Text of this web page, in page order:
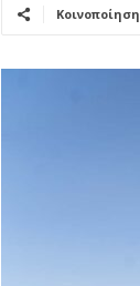
Κοινοποίηση